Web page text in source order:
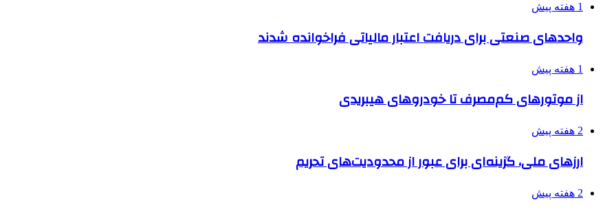
1 هفته پیش
واحدهای صنعتی برای دریافت اعتبار مالیاتی فراخوانده شدند
1 هفته پیش
از موتورهای کم‌مصرف تا خودروهای هیبریدی
2 هفته پیش
ارزهای ملی، گزینه‌ای برای عبور از محدودیت‌های تحریم
2 هفته پیش